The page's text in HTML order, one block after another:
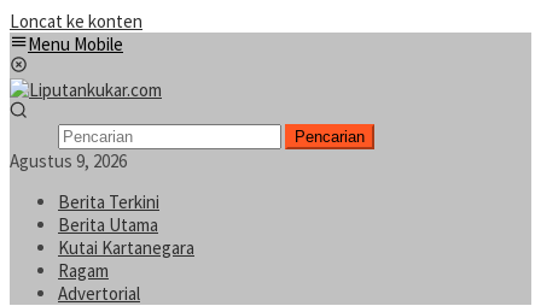
Loncat ke konten
Menu Mobile
Pencarian
Agustus 9, 2026
Berita Terkini
Berita Utama
Kutai Kartanegara
Ragam
Advertorial